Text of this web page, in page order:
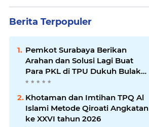
Berita Terpopuler
Pemkot Surabaya Berikan
Arahan dan Solusi Lagi Buat
Para PKL di TPU Dukuh Bulak
Banteng Surabaya
Khotaman dan Imtihan TPQ Al
Islami Metode Qiroati Angkatan
ke XXVI tahun 2026